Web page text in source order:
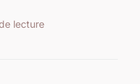
lecture